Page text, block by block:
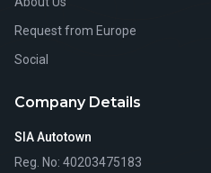
Request from Europe
Social
Company Details
SIA Autotown
Reg. No: 40203475183